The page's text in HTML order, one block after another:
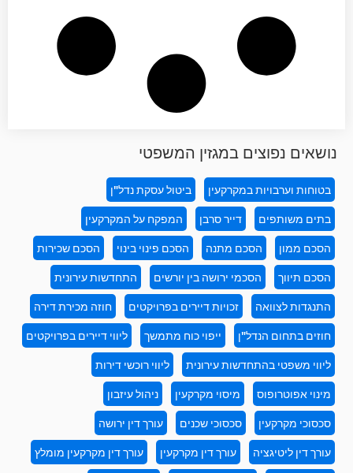
נושאים נפוצים במגזין המשפטי
בטוחות וערבויות במקרקעין
ביטול עסקת נדל"ן
בתים משותפים
דייר סרבן
המפקח על המקרקעין
הסכם ממון
הסכם מתנה הסכם פינוי בינוי
הסכם שכירות
הסכם תיווך
הסכמי ירושה בין יורשים
התחדשות עירונית
התנגדות לצוואה
זכויות דיירים בפרויקטים
חוזה מכירת דירה
חוזים בתחום הנדל"ן
ייפוי כוח מתמשך
ליווי דיירים בפרויקטים
ליווי משפטי בהתחדשות עירונית
ליווי רוכשי דירות
מינוי אפוטרופוס
מיסוי מקרקעין
ניהול עיזבון
סכסוכי מקרקעין
סכסוכי שכנים
עורך דין ירושה
עורך דין ליטיגציה
עורך דין מקרקעין
עורך דין מקרקעין מומלץ